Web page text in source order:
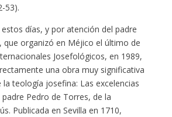
53).
días, y por atención del padre
que organizó en Méjico el último de
Josefológicos, en 1989,
una obra muy significativa
teología josefina: Las excelencias
Pedro de Torres, de la
Publicada en Sevilla en 1710,